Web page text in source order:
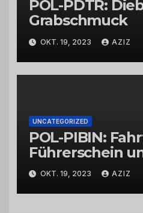
POL-PDTR:
Grabschmuck
OKT. 19, 2023 AZIZ
UNCATEGORIZED
POL-PIBIN:
Führerschein
Einfluss von
OKT. 19, 2023 AZIZ